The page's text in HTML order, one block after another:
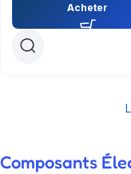
Acheter
Composants